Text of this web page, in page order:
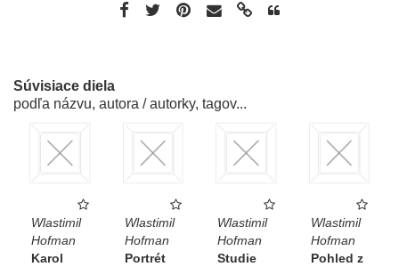
Súvisiace diela
podľa názvu, autora / autorky, tagov...
Wlastimil
Hofman
Karol
Wlastimil
Hofman
Portrét
Wlastimil
Hofman
Studie
Wlastimil
Hofman
Pohled z